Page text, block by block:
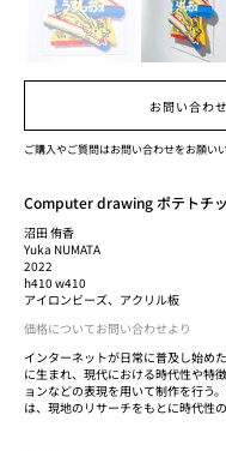
お問い合わせ
ご購入やご質問はお問い合わせをお願いい
Computer drawing ポテトチ
沼田 侑香
Yuka NUMATA
2022
h410 w410
アイロンビーズ、アクリル板
価格についてお問い合わせより
インターネットが日常に普及し始め
に生まれ、現代における時代性や特
ョンなどの表現を用いて制作を行う
は、現地のリサーチをもとに時代性